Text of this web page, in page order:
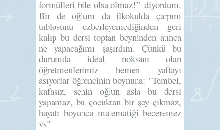
formülleri bile olsa olmaz!’’ diyordum.
Bir de oğlum da ilkokulda çarpım
tablosunu ezberleyemediğinden geri
kalıp bu dersi toptan beyninden atınca
ne yapacağımı şaşırdım. Çünkü bu
durumda ideal noksanı olan
öğretmenlerimiz hemen yaftayı
asıyorlar öğrencinin boynuna: "Tembel,
kafasız, senin oğlun asla bu dersi
yapamaz, bu çocuktan bir şey çıkmaz,
hayatı boyunca matematiği beceremez
vs"